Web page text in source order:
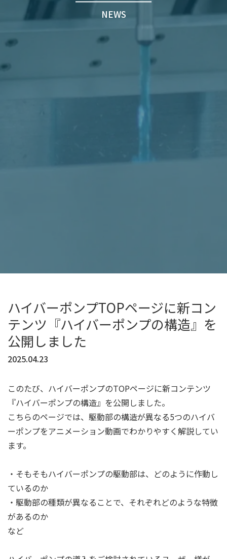
NEWS
ハイバーポンプTOPページに新コン
テンツ『ハイバーポンプの構造』を
公開しました
2025.04.23
このたび、ハイバーポンプのTOPページに新コンテンツ
『ハイバーポンプの構造』を公開しました。
こちらのページでは、駆動部の構造が異なる5つのハイバ
ーポンプをアニメーション動画でわかりやすく解説してい
ます。
・そもそもハイバーポンプの駆動部は、どのように作動し
ているのか
・駆動部の種類が異なることで、それぞれどのような特徴
があるのか
など